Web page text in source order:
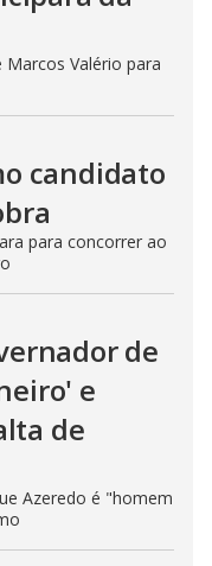
Marcos Valério para
candidato
para concorrer ao
de
e
de
Azeredo é "homem